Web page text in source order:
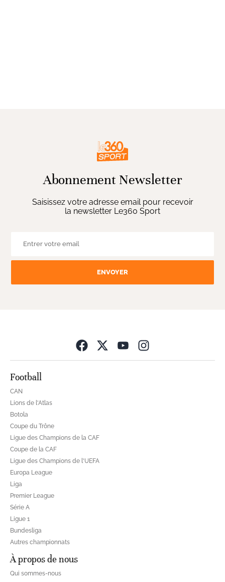
Abonnement Newsletter
Saisissez votre adresse email pour recevoir
la newsletter Le360 Sport
ENVOYER
Football
CAN
Lions de l'Atlas
Botola
Coupe du Trône
Ligue des Champions de la CAF
Coupe de la CAF
Ligue des Champions de l'UEFA
Europa League
Liga
Premier League
Série A
Ligue 1
Bundesliga
Autres championnats
À propos de nous
Qui sommes-nous